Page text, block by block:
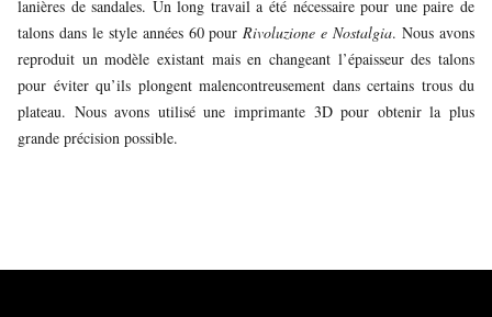
lanières de sandales. Un long travail a été nécessaire pour une paire de
talons dans le style années 60 pour Rivoluzione e Nostalgia. Nous avons
reproduit un modèle existant mais en changeant l’épaisseur des talons
pour éviter qu’ils plongent malencontreusement dans certains trous du
plateau. Nous avons utilisé une imprimante 3D pour obtenir la plus
grande précision possible.